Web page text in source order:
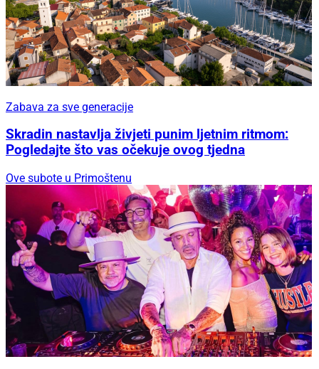
Zabava za sve generacije
Skradin nastavlja živjeti punim ljetnim ritmom:
Pogledajte što vas očekuje ovog tjedna
Ove subote u Primoštenu